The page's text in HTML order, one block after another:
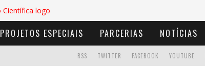
PROJETOS ESPECIAIS PARCERIAS NOTÍCIAS
YOUTUBE
FACEBOOK
TWITTER
RSS